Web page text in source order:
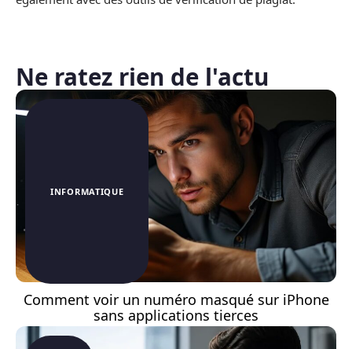
Ne ratez rien de l'actu
INFORMATIQUE
Comment voir un numéro masqué sur iPhone
sans applications tierces